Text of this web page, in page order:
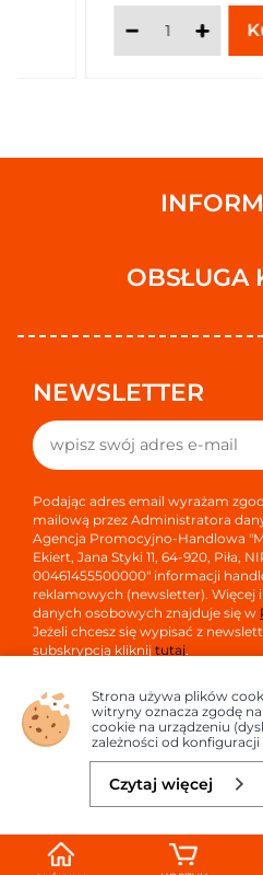
OBSŁUGA
NEWSLETTER
Podając adres email wyrażam
mailową przez Administratora
Agencja Promocyjno-Handlowa
Ekiert, Jana Styki 11, 64-920, Piła,
00461455500000" informacji
reklamowych (newsletter).
danych osobowych znajduje się w
Jeżeli chcesz się wypisać z
subskrypcją kliknijtutaj.
Copyright
Oprogramowanie
Projekt i strony:
Strona używa plików
witryny oznacza zgodę
cookie na urządzeniu
zależności od konfiguracji
Czytaj więcej